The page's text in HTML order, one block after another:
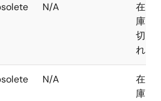
N/A
在
庫
切
れ
N/A
在
庫